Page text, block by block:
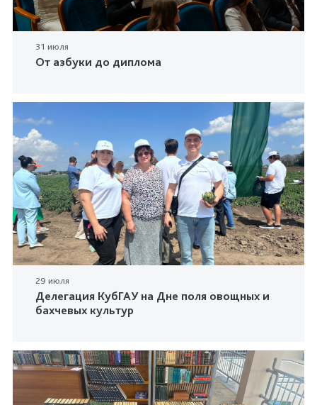
31 июля
От азбуки до диплома
29 июля
Делегация КубГАУ на Дне поля овощных и
бахчевых культур